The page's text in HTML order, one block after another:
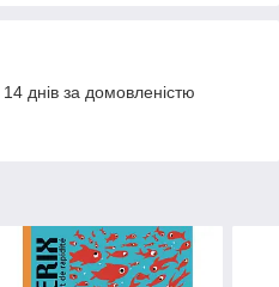
днів за домовленістю